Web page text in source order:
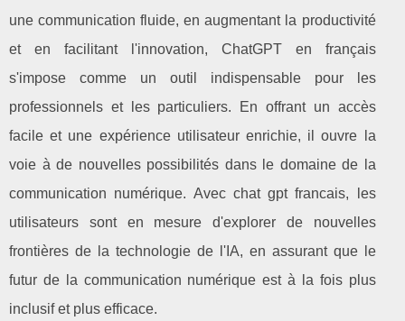
une communication fluide, en augmentant la productivité
et en facilitant l'innovation, ChatGPT en français
s'impose comme un outil indispensable pour les
professionnels et les particuliers. En offrant un accès
facile et une expérience utilisateur enrichie, il ouvre la
voie à de nouvelles possibilités dans le domaine de la
communication numérique. Avec chat gpt francais, les
utilisateurs sont en mesure d'explorer de nouvelles
frontières de la technologie de l'IA, en assurant que le
futur de la communication numérique est à la fois plus
inclusif et plus efficace.